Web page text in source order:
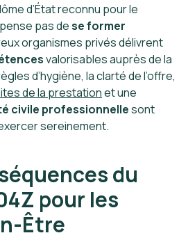
d’État reconnu pour le
pas dese former
organismes privés délivrent
valorisables auprès de la
d’hygiène, la clarté de l’offre,
de la prestationet une
civile professionnellesont
sereinement.
du
pour les
Être